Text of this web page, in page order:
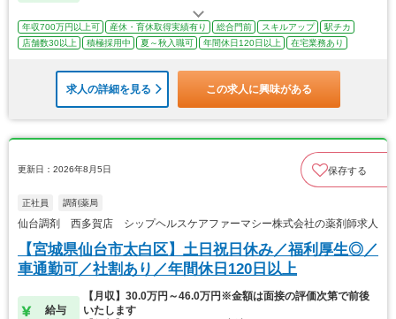
年収700万円以上可 産休・育休取得実績有り 総合門前 スキルアップ
駅チカ
店舗数30以上
積極採用中 夏～秋入職可 年間休日120日以上 在宅業務あり
求人の詳細を見る この求人に興味がある
更新日：2026年8月5日 保存する
正社員 調剤薬局
仙台調剤 西多賀店 シップヘルスケアファーマシー株式会社の薬剤師求人
【宮城県仙台市太白区】土日祝日休み／福利厚生◎／
車通勤可／社割あり／年間休日120日以上
給与
【月収】30.0万円～46.0万円※金額は面接の評価次第で前後
いたします